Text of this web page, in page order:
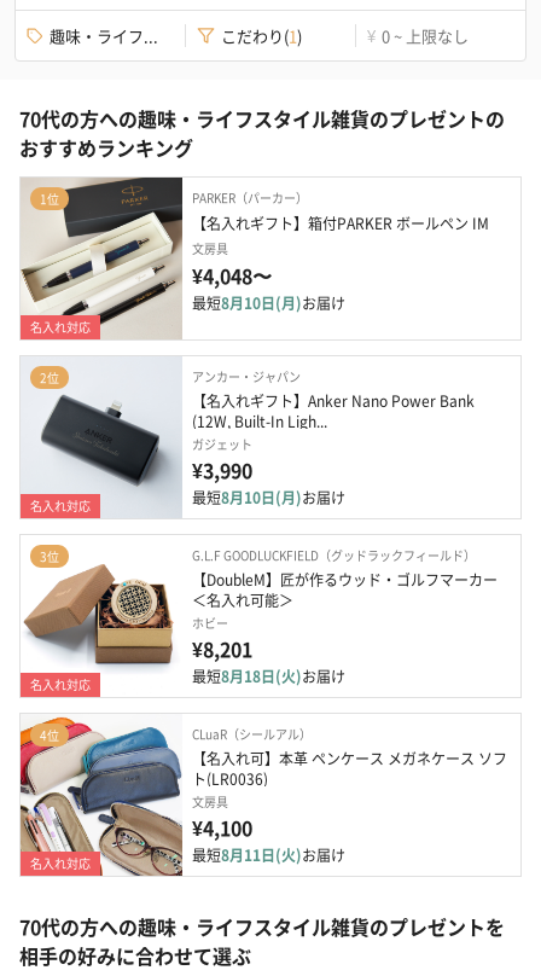
趣味・ライフ... こだわり(1) ¥ 0 ~ 上限なし
70代の方への趣味・ライフスタイル雑貨のプレゼントの
おすすめランキング
1位
名入れ対応
PARKER（パーカー）
【名入れギフト】箱付PARKER ボールペン IM
文房具
¥4,048〜
最短8月10日(月)お届け
2位
名入れ対応
アンカー・ジャパン
【名入れギフト】Anker Nano Power Bank
(12W, Built-In Ligh...
ガジェット
¥3,990
最短8月10日(月)お届け
3位
名入れ対応
G.L.F GOODLUCKFIELD（グッドラックフィールド）
【DoubleM】匠が作るウッド・ゴルフマーカー
＜名入れ可能＞
ホビー
¥8,201
最短8月18日(火)お届け
4位
名入れ対応
CLuaR（シールアル）
【名入れ可】本革 ペンケース メガネケース ソフ
ト(LR0036)
文房具
¥4,100
最短8月11日(火)お届け
70代の方への趣味・ライフスタイル雑貨のプレゼントを
相手の好みに合わせて選ぶ